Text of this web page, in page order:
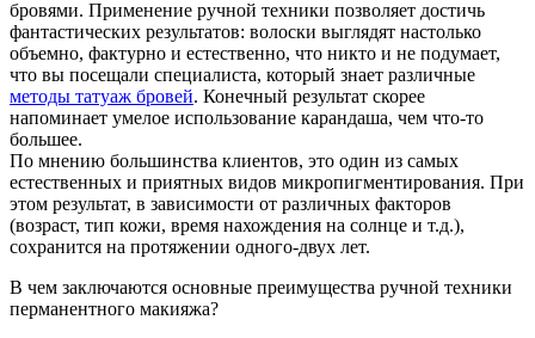
бровями. Применение ручной техники позволяет достичь
фантастических результатов: волоски выглядят настолько
объемно, фактурно и естественно, что никто и не подумает,
что вы посещали специалиста, который знает различные
методы татуаж бровей. Конечный результат скорее
напоминает умелое использование карандаша, чем что-то
большее.
По мнению большинства клиентов, это один из самых
естественных и приятных видов микропигментирования. При
этом результат, в зависимости от различных факторов
(возраст, тип кожи, время нахождения на солнце и т.д.),
сохранится на протяжении одного-двух лет.
В чем заключаются основные преимущества ручной техники
перманентного макияжа?